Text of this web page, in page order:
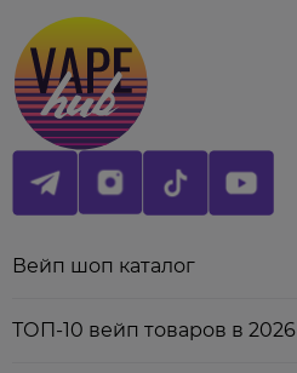
возврату.
Вейп шоп каталог
ТОП-10 вейп товаров в 2026